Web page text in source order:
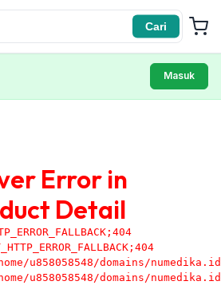
Cari
Masuk
Error in
Detail
u858058548/domains/
u858058548/domains/